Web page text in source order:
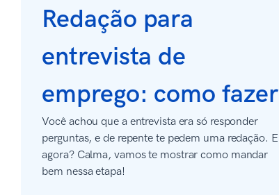
Redação para
entrevista de
emprego: como fazer
Você achou que a entrevista era só responder
perguntas, e de repente te pedem uma redação. E
agora? Calma, vamos te mostrar como mandar
bem nessa etapa!